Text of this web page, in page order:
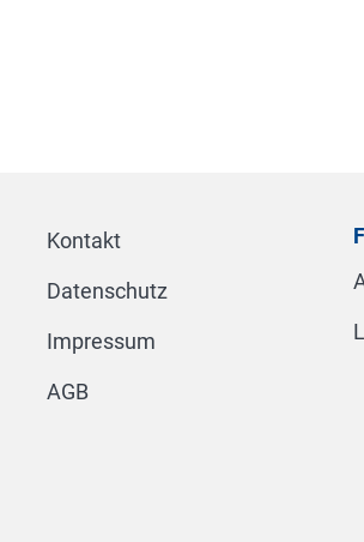
Kontakt
Datenschutz
Impressum
AGB